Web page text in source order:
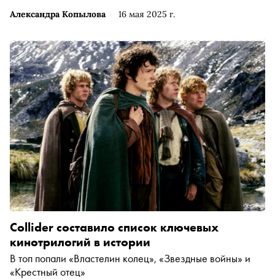
Александра Копылова 16 мая 2025 г.
Collider составило список ключевых
кинотрилогий в истории
В топ попали «Властелин колец», «Звездные войны» и
«Крестный отец»